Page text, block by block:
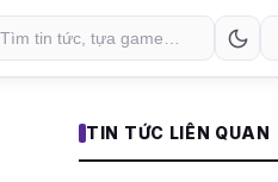
TIN TỨC LIÊN QUAN